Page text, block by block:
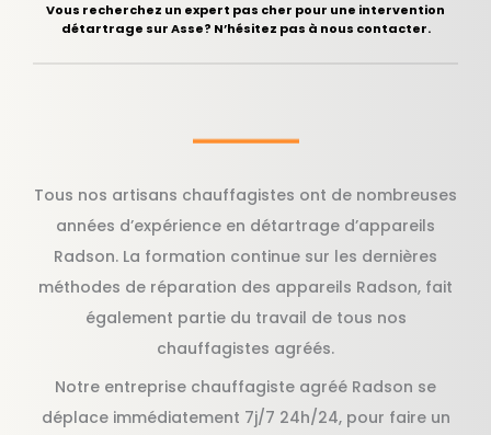
Vous recherchez un expert pas cher pour une intervention
détartrage sur Asse? N’hésitez pas à nous contacter.
Tous nos artisans chauffagistes ont de nombreuses
années d’expérience en détartrage d’appareils
Radson. La formation continue sur les dernières
méthodes de réparation des appareils Radson, fait
également partie du travail de tous nos
chauffagistes agréés.
Notre entreprise chauffagiste agréé Radson se
déplace immédiatement 7j/7 24h/24, pour faire un